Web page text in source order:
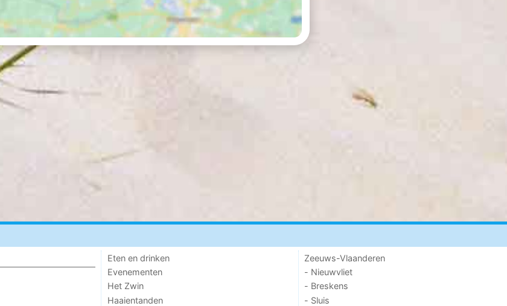
Eten en drinken
Evenementen
Het Zwin
Haaientanden
Zeeuws-Vlaanderen
- Nieuwvliet
- Breskens
- Sluis